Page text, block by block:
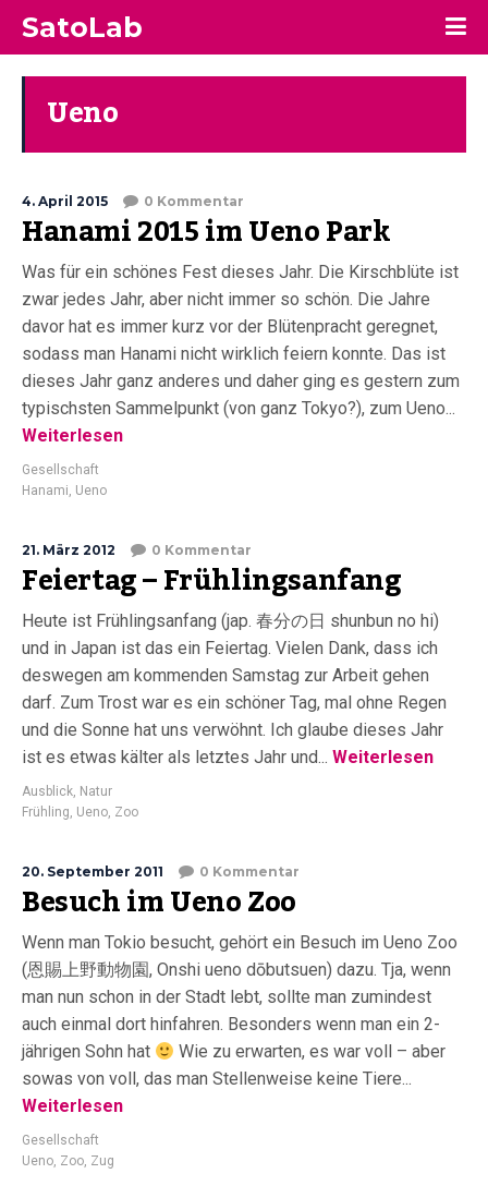
SatoLab
Ueno
4. April 2015 0 Kommentar
Hanami 2015 im Ueno Park
Was für ein schönes Fest dieses Jahr. Die Kirschblüte ist
zwar jedes Jahr, aber nicht immer so schön. Die Jahre
davor hat es immer kurz vor der Blütenpracht geregnet,
sodass man Hanami nicht wirklich feiern konnte. Das ist
dieses Jahr ganz anderes und daher ging es gestern zum
typischsten Sammelpunkt (von ganz Tokyo?), zum Ueno...
Weiterlesen
Gesellschaft
Hanami, Ueno
21. März 2012 0 Kommentar
Feiertag – Frühlingsanfang
Heute ist Frühlingsanfang (jap. 春分の日 shunbun no hi)
und in Japan ist das ein Feiertag. Vielen Dank, dass ich
deswegen am kommenden Samstag zur Arbeit gehen
darf. Zum Trost war es ein schöner Tag, mal ohne Regen
und die Sonne hat uns verwöhnt. Ich glaube dieses Jahr
ist es etwas kälter als letztes Jahr und... Weiterlesen
Ausblick, Natur
Frühling, Ueno, Zoo
20. September 2011 0 Kommentar
Besuch im Ueno Zoo
Wenn man Tokio besucht, gehört ein Besuch im Ueno Zoo
(恩賜上野動物園, Onshi ueno dōbutsuen) dazu. Tja, wenn
man nun schon in der Stadt lebt, sollte man zumindest
auch einmal dort hinfahren. Besonders wenn man ein 2-
jährigen Sohn hat
Wie zu erwarten, es war voll – aber
sowas von voll, das man Stellenweise keine Tiere...
Weiterlesen
Gesellschaft
Ueno, Zoo, Zug